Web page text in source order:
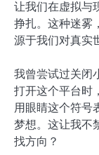
让我们在虚拟与
挣扎。这种迷雾
源于我们对真实
我曾尝试过关闭
打开这个平台时
用眼睛这个符号
梦想。这让我不
找方向？